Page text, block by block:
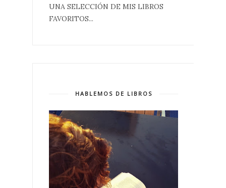
UNA SELECCIÓN DE MIS LIBROS
FAVORITOS...
HABLEMOS DE LIBROS